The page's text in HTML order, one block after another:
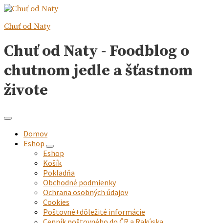
Chuť od Naty
Chuť od Naty - Foodblog o
chutnom jedle a šťastnom
živote
Domov
Eshop
expand
child
menu
Eshop
Košík
Pokladňa
Obchodné podmienky
Ochrana osobných údajov
Cookies
Poštovné+dôležité informácie